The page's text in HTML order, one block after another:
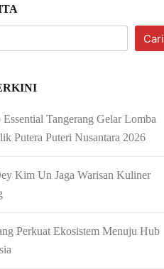
Cari
Tangerang Gelar Lomba
Putera Puteri Nusantara 2026
Kim Un Jaga Warisan Kuliner
Perkuat Ekosistem Menuju Hub